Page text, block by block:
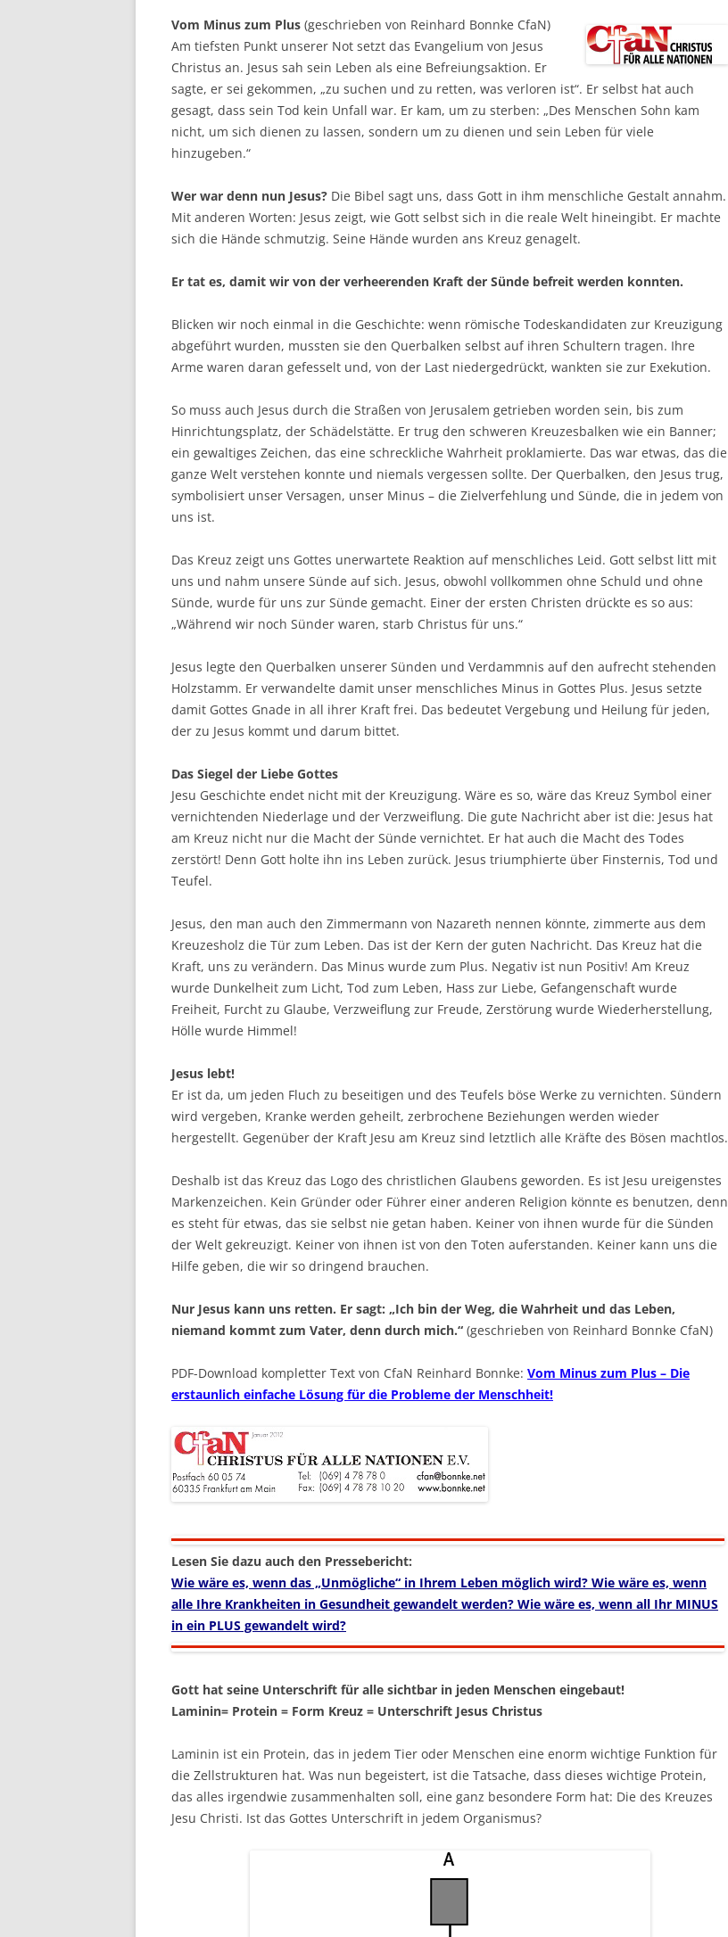
Vom Minus zum Plus (geschrieben von Reinhard Bonnke CfaN)
Am tiefsten Punkt unserer Not setzt das Evangelium von Jesus
Christus an. Jesus sah sein Leben als eine Befreiungsaktion. Er
sagte, er sei gekommen, „zu suchen und zu retten, was verloren ist“. Er selbst hat auch
gesagt, dass sein Tod kein Unfall war. Er kam, um zu sterben: „Des Menschen Sohn kam
nicht, um sich dienen zu lassen, sondern um zu dienen und sein Leben für viele
hinzugeben.“
Wer war denn nun Jesus? Die Bibel sagt uns, dass Gott in ihm menschliche Gestalt annahm.
Mit anderen Worten: Jesus zeigt, wie Gott selbst sich in die reale Welt hineingibt. Er machte
sich die Hände schmutzig. Seine Hände wurden ans Kreuz genagelt.
Er tat es, damit wir von der verheerenden Kraft der Sünde befreit werden konnten.
Blicken wir noch einmal in die Geschichte: wenn römische Todeskandidaten zur Kreuzigung
abgeführt wurden, mussten sie den Querbalken selbst auf ihren Schultern tragen. Ihre
Arme waren daran gefesselt und, von der Last niedergedrückt, wankten sie zur Exekution.
So muss auch Jesus durch die Straßen von Jerusalem getrieben worden sein, bis zum
Hinrichtungsplatz, der Schädelstätte. Er trug den schweren Kreuzesbalken wie ein Banner;
ein gewaltiges Zeichen, das eine schreckliche Wahrheit proklamierte. Das war etwas, das die
ganze Welt verstehen konnte und niemals vergessen sollte. Der Querbalken, den Jesus trug,
symbolisiert unser Versagen, unser Minus – die Zielverfehlung und Sünde, die in jedem von
uns ist.
Das Kreuz zeigt uns Gottes unerwartete Reaktion auf menschliches Leid. Gott selbst litt mit
uns und nahm unsere Sünde auf sich. Jesus, obwohl vollkommen ohne Schuld und ohne
Sünde, wurde für uns zur Sünde gemacht. Einer der ersten Christen drückte es so aus:
„Während wir noch Sünder waren, starb Christus für uns.“
Jesus legte den Querbalken unserer Sünden und Verdammnis auf den aufrecht stehenden
Holzstamm. Er verwandelte damit unser menschliches Minus in Gottes Plus. Jesus setzte
damit Gottes Gnade in all ihrer Kraft frei. Das bedeutet Vergebung und Heilung für jeden,
der zu Jesus kommt und darum bittet.
Das Siegel der Liebe Gottes
Jesu Geschichte endet nicht mit der Kreuzigung. Wäre es so, wäre das Kreuz Symbol einer
vernichtenden Niederlage und der Verzweiflung. Die gute Nachricht aber ist die: Jesus hat
am Kreuz nicht nur die Macht der Sünde vernichtet. Er hat auch die Macht des Todes
zerstört! Denn Gott holte ihn ins Leben zurück. Jesus triumphierte über Finsternis, Tod und
Teufel.
Jesus, den man auch den Zimmermann von Nazareth nennen könnte, zimmerte aus dem
Kreuzesholz die Tür zum Leben. Das ist der Kern der guten Nachricht. Das Kreuz hat die
Kraft, uns zu verändern. Das Minus wurde zum Plus. Negativ ist nun Positiv! Am Kreuz
wurde Dunkelheit zum Licht, Tod zum Leben, Hass zur Liebe, Gefangenschaft wurde
Freiheit, Furcht zu Glaube, Verzweiflung zur Freude, Zerstörung wurde Wiederherstellung,
Hölle wurde Himmel!
Jesus lebt!
Er ist da, um jeden Fluch zu beseitigen und des Teufels böse Werke zu vernichten. Sündern
wird vergeben, Kranke werden geheilt, zerbrochene Beziehungen werden wieder
hergestellt. Gegenüber der Kraft Jesu am Kreuz sind letztlich alle Kräfte des Bösen machtlos.
Deshalb ist das Kreuz das Logo des christlichen Glaubens geworden. Es ist Jesu ureigenstes
Markenzeichen. Kein Gründer oder Führer einer anderen Religion könnte es benutzen, denn
es steht für etwas, das sie selbst nie getan haben. Keiner von ihnen wurde für die Sünden
der Welt gekreuzigt. Keiner von ihnen ist von den Toten auferstanden. Keiner kann uns die
Hilfe geben, die wir so dringend brauchen.
Nur Jesus kann uns retten. Er sagt: „Ich bin der Weg, die Wahrheit und das Leben,
niemand kommt zum Vater, denn durch mich.“ (geschrieben von Reinhard Bonnke CfaN)
PDF-Download kompletter Text von CfaN Reinhard Bonnke: Vom Minus zum Plus – Die
erstaunlich einfache Lösung für die Probleme der Menschheit!
Lesen Sie dazu auch den Pressebericht:
Wie wäre es, wenn das „Unmögliche“ in Ihrem Leben möglich wird? Wie wäre es, wenn
alle Ihre Krankheiten in Gesundheit gewandelt werden? Wie wäre es, wenn all Ihr MINUS
in ein PLUS gewandelt wird?
Gott hat seine Unterschrift für alle sichtbar in jeden Menschen eingebaut!
Laminin= Protein = Form Kreuz = Unterschrift Jesus Christus
Laminin ist ein Protein, das in jedem Tier oder Menschen eine enorm wichtige Funktion für
die Zellstrukturen hat. Was nun begeistert, ist die Tatsache, dass dieses wichtige Protein,
das alles irgendwie zusammenhalten soll, eine ganz besondere Form hat: Die des Kreuzes
Jesu Christi. Ist das Gottes Unterschrift in jedem Organismus?